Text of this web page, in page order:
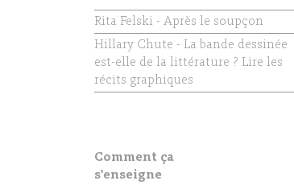
Rita Felski - Après le soupçon
Hillary Chute - La bande dessinée
est-elle de la littérature ? Lire les
récits graphiques
Comment ça
s'enseigne